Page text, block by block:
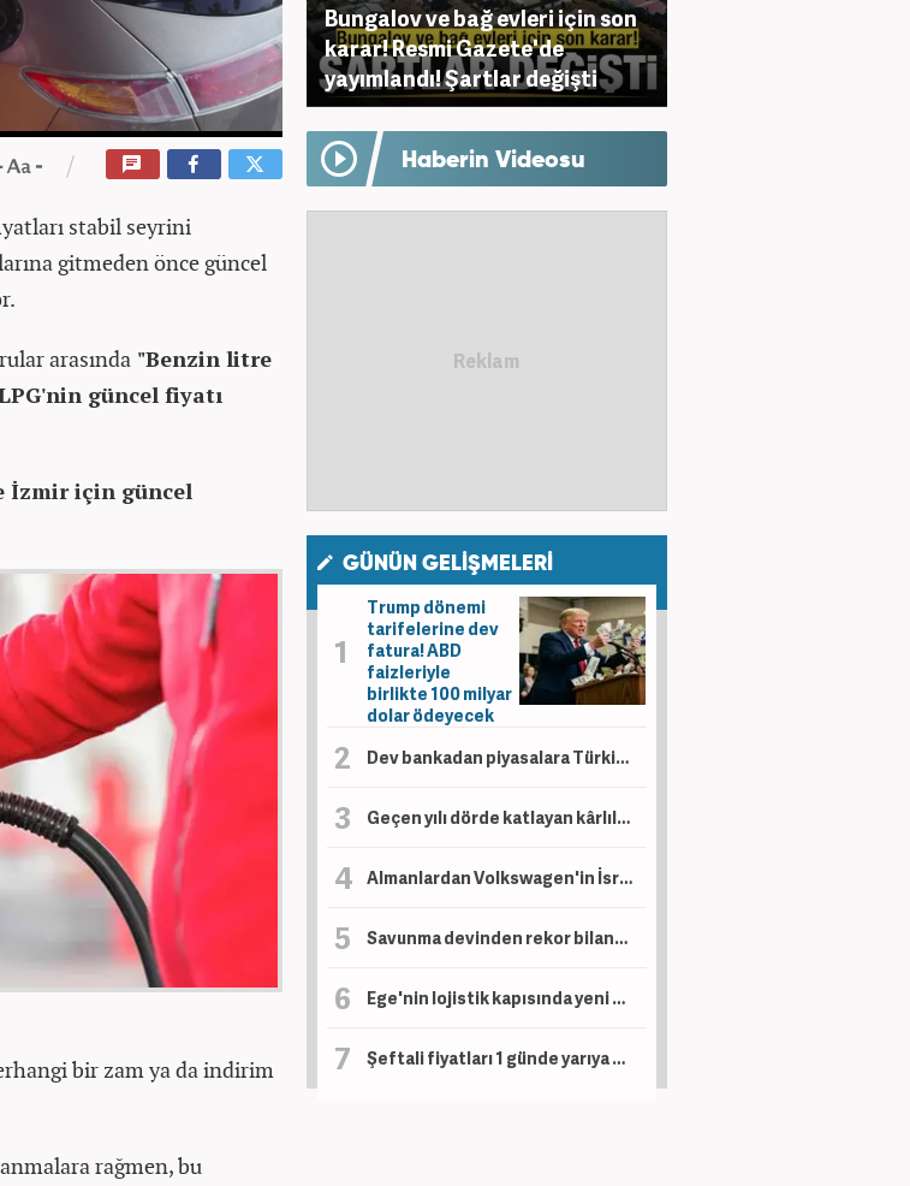
stabil seyrini
gitmeden önce güncel
arasında "Benzin litre
güncel fiyatı
İzmir için güncel
bir zam ya da indirim
rağmen, bu
Bungalov ve bağ evleri için son
karar! Resmi Gazete'de
yayımlandı! Şartlar değişti
Haberin Videosu
GÜNÜN GELİŞMELERİ
Trump dönemi
tarifelerine dev
fatura! ABD
faizleriyle
birlikte 100 milyar
dolar ödeyecek
Dev bankadan piyasalara Türkiye mesajı: Yıl sonu faiz indirimi ve tahvil hamlesi gündemde
Geçen yılı dörde katlayan kârlılık! Tüpraş 6 ayda 49,8 milyar TL kâr açıkladı
Almanlardan Volkswagen'in İsrailli Rafael ile üretim planına tepki
Savunma devinden rekor bilanço! 6 aylık net kâr 14,4 milyar lirayı aştı
Ege'nin lojistik kapısında yeni dönem: İzmir Limanı modernizasyonla devleşecek
Şeftali fiyatları 1 günde yarıya düştü